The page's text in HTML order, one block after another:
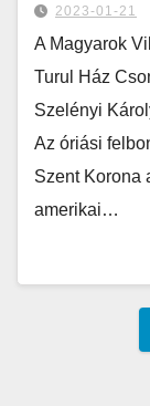
2023-01-21
A Magyarok
Turul Ház
Szelényi
Az óriási
Szent Korona
amerikai…